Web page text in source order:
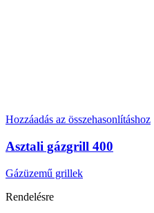
Hozzáadás az összehasonlításhoz
Asztali gázgrill 400
Gázüzemű grillek
Rendelésre